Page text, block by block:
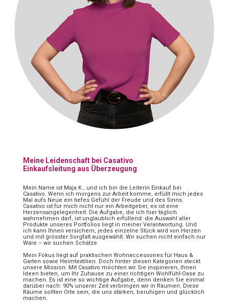
Meine Leidenschaft bei Casativo
Einkaufsleitung aus Überzeugung
Mein Name ist Maja K., und ich bin die Leiterin Einkauf bei
Casativo. Wenn ich morgens zur Arbeit komme, erfüllt mich jedes
Mal aufs Neue ein tiefes Gefühl der Freude und des Sinns.
Casativo ist für mich nicht nur ein Arbeitgeber, es ist eine
Herzensangelegenheit. Die Aufgabe, die ich hier täglich
wahrnehmen darf, ist unglaublich erfüllend: die Auswahl aller
Produkte unseres Portfolios liegt in meiner Verantwortung. Und
ich kann Ihnen versichern, jedes einzelne Stück wird von Herzen
und mit grösster Sorgfalt ausgewählt. Wir suchen nicht einfach nur
Ware – wir suchen Schätze.
Mein Fokus liegt auf praktischen Wohnaccessoires für Haus &
Garten sowie Heimtextilien. Doch hinter diesen Kategorien steckt
unsere Mission: Mit Casativo möchten wir Sie inspirieren, Ihnen
Ideen bieten, um Ihr Zuhause zu einer richtigen Wohlfühl-Oase zu
machen. Es ist eine so wichtige Aufgabe, denn denken Sie einmal
darüber nach: 90% unserer Zeit verbringen wir in Räumen. Diese
Räume sollten Orte sein, die uns stärken, beruhigen und glücklich
machen.